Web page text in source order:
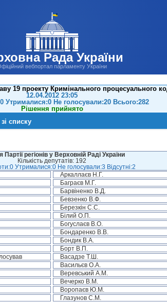
Рада України
вебпортал парламенту України
19 проекту Кримінального процесуального
12.04.2012 23:05
Утрималися:0 Не голосували:20 Всього:282
Рішення прийнято
списку
Партії регіонів у Верховній Раді України
Кількість депутатів: 192
Утрималися:0 Не голосували:3 Відсутні:2
Аркаллаєв Н.Г.
Баграєв М.Г.
Барвіненко В.Д.
Бевзенко В.Ф.
Березкін С.С.
Білий О.П.
Богуслаєв В.О.
Бондаренко В.В.
Бондик В.А.
Борт В.П.
Васадзе Т.Ш.
Васильєв О.А.
Веревський А.М.
Вечерко В.М.
Воропаєв Ю.М.
Глазунов С.М.